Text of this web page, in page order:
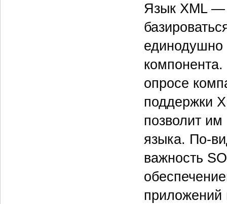
Язык XML —
единодушно
опросе
поддержки
позволит им
языка. По-
важность
приложений